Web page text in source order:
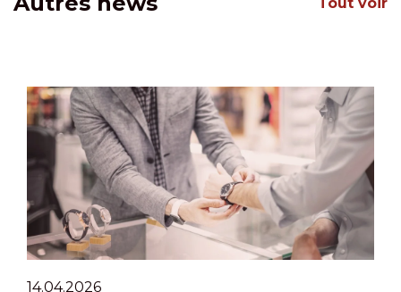
14.04.2026